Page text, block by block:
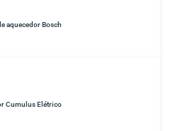
aquecedor Bosch
Cumulus Elétrico